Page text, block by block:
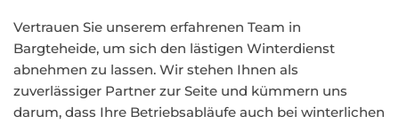
Vertrauen Sie unserem erfahrenen Team in
Bargteheide, um sich den lästigen Winterdienst
abnehmen zu lassen. Wir stehen Ihnen als
zuverlässiger Partner zur Seite und kümmern uns
darum, dass Ihre Betriebsabläufe auch bei winterlichen